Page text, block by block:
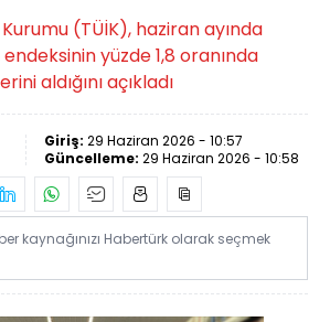
(TÜİK), haziran ayında
yüzde 1,8 oranında
aldığını açıkladı
Giriş: 29 Haziran 2026 - 10:57
Güncelleme: 29 Haziran 2026 - 10:58
kaynağınızı Habertürk olarak seçmek